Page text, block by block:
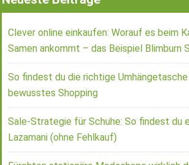
Clever online einkaufen: Worauf es beim
Samen ankommt – das Beispiel Blimburn
So findest du die richtige
bewusstes Shopping
Sale-Strategie für Schuhe: So findest du
Lazamani (ohne Fehlkauf)